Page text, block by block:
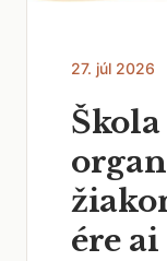
27. júl 2026
ére ai